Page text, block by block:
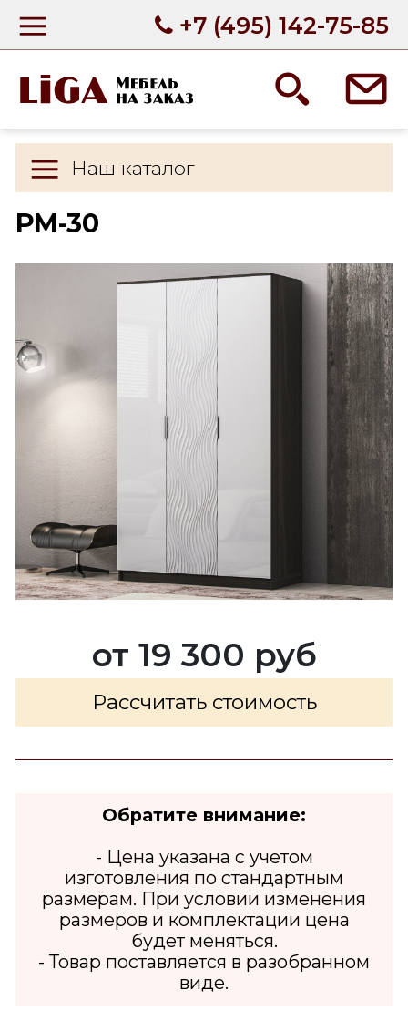
+7 (495) 142-75-85
Наш каталог
РМ-30
от 19 300 руб
Рассчитать стоимость
Обратите внимание:
- Цена указана с учетом
изготовления по стандартным
размерам. При условии изменения
размеров и комплектации цена
будет меняться.
- Товар поставляется в разобранном
виде.